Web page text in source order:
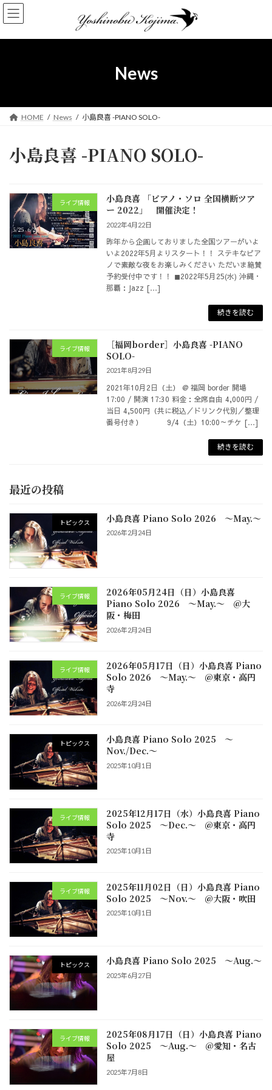
コ
ン
ン
ナ
ビ
ー
News
HOME News 小島良喜 -PIANO SOLO-
小島良喜 -PIANO SOLO-
ライブ情報
小島良喜 「ピアノ・ソロ 全国横断ツア
ー 2022」 開催決定！
2022年4月22日
昨年から企画しておりました全国ツアーがいよ
いよ2022年5月よりスタート！！ ステキなピア
ノで素敵な夜をお楽しみください ただいま絶賛
予約受付中です！！ ◼︎2022年5月25(水) 沖縄・
那覇：Jazz […]
続きを読む
ライブ情報
［福岡border］小島良喜 -PIANO
SOLO-
2021年8月29日
2021年10月2日（土） @ 福岡 border 開場
17:00 / 開演 17:30 料金：全席自由 4,000円 /
当日 4,500円（共に税込／ドリンク代別／整理
番号付き） 9/4（土）10:00～チケ […]
続きを読む
最近の投稿
トピックス 小島良喜 Piano Solo 2026 ～May.～
2026年2月24日
ライブ情報
2026年05月24日（日）小島良喜
Piano Solo 2026 ～May.～ @大
阪・梅田
2026年2月24日
ライブ情報
2026年05月17日（日）小島良喜 Piano
Solo 2026 ～May.～ @東京・高円
寺
2026年2月24日
トピックス
小島良喜 Piano Solo 2025 ～
Nov./Dec.～
2025年10月1日
ライブ情報
2025年12月17日（水）小島良喜 Piano
Solo 2025 ～Dec.～ @東京・高円
寺
2025年10月1日
ライブ情報
2025年11月02日（日）小島良喜 Piano
Solo 2025 ～Nov.～ @大阪・吹田
2025年10月1日
トピックス 小島良喜 Piano Solo 2025 ～Aug.～
2025年6月27日
ライブ情報
2025年08月17日（日）小島良喜 Piano
Solo 2025 ～Aug.～ @愛知・名古
屋
2025年7月8日